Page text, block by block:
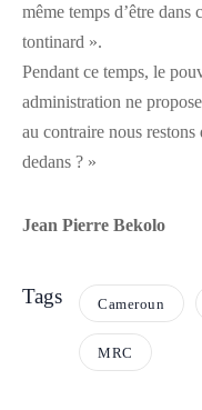
même temps d’être dans
tontinard ».
Pendant ce temps, le
administration ne
au contraire nous
dedans ? »
Jean Pierre Bekolo
Tags Cameroun
MRC